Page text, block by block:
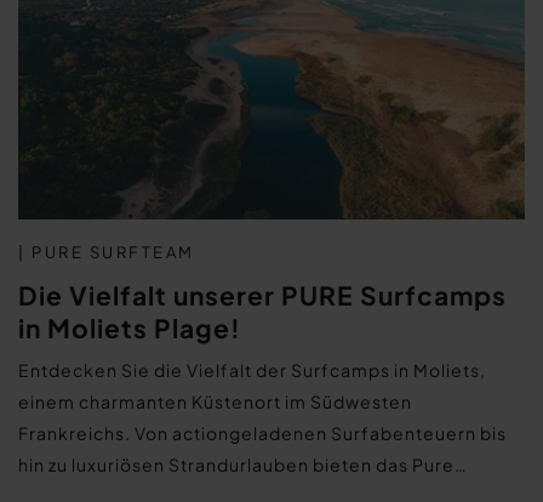
| PURE SURFTEAM
Die Vielfalt unserer PURE Surfcamps
in Moliets Plage!
Entdecken Sie die Vielfalt der Surfcamps in Moliets,
einem charmanten Küstenort im Südwesten
Frankreichs. Von actiongeladenen Surfabenteuern bis
hin zu luxuriösen Strandurlauben bieten das Pure…